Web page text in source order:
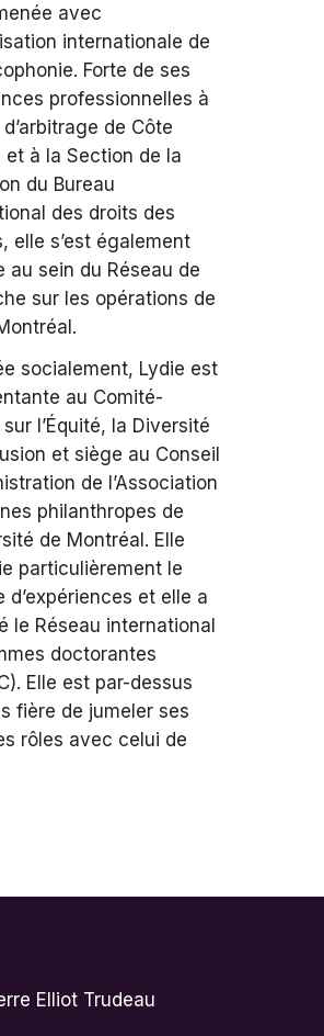
avec
internationale de
Forte de ses
professionnelles à
d’arbitrage de Côte
et à la Section de la
du Bureau
des droits des
elle s’est également
au sein du Réseau de
sur les opérations de
socialement, Lydie est
au Comité-
l’Équité, la Diversité
et siège au Conseil
de l’Association
philanthropes de
de Montréal. Elle
particulièrement le
d’expériences et elle a
le Réseau international
doctorantes
Elle est par-dessus
fière de jumeler ses
rôles avec celui de